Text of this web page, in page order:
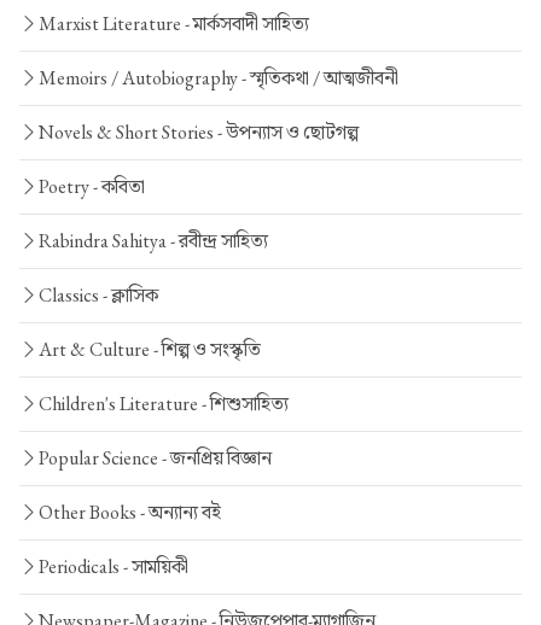
Marxist Literature -মার্কসবাদী সাহিত্য
Memoirs / Autobiography -স্মৃতিকথা / আত্মজীবনী
Novels & Short Stories -উপন্যাস ও ছোটগল্প
Poetry -কবিতা
Rabindra Sahitya -রবীন্দ্র সাহিত্য
Classics -ক্লাসিক
Art & Culture -শিল্প ও সংস্কৃতি
Children's Literature -শিশুসাহিত্য
Popular Science -জনপ্রিয় বিজ্ঞান
Other Books -অন্যান্য বই
Periodicals -সাময়িকী